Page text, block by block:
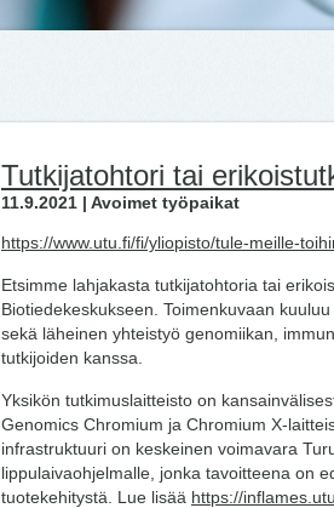
Tutkijatohtori tai
11.9.2021 | Avoimet työpaikat
https://www.utu.fi/fi/yliopisto/tule-meille-
Etsimme lahjakasta tutkijatohtoria tai
Biotiedekeskukseen. Toimenkuvaan
sekä läheinen yhteistyö genomiikan,
tutkijoiden kanssa.
Yksikön tutkimuslaitteisto on
Genomics Chromium ja Chromium X-
infrastruktuuri on keskeinen voimavara
lippulaivaohjelmalle, jonka tavoitteena on
tuotekehitystä. Lue lisää https://